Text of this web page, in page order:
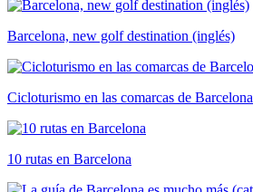
Barcelona, new golf destination (inglés)
Cicloturismo en las comarcas de Barcelona
10 rutas en Barcelona